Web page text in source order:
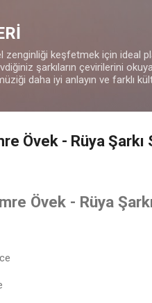
zenginliği keşfetmek için ideal
şarkıların çevirilerini
daha iyi anlayın ve farklı
Övek - Rüya Şarkı
Övek - Rüya